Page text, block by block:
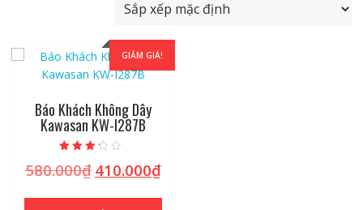
GIẢM GIÁ!
Báo Khách Không Dây
Kawasan KW-I287B
hạng
3.01
580.000₫ Giá
là:
410.000₫Giá